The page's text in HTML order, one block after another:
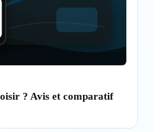
? Avis et comparatif